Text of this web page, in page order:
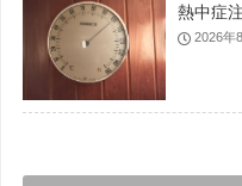
熱中症
2026年